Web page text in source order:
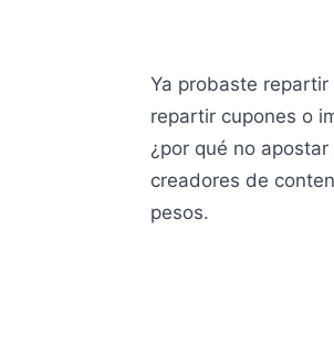
Ya probaste
repartir cupones o
¿por qué no
creadores de
pesos.